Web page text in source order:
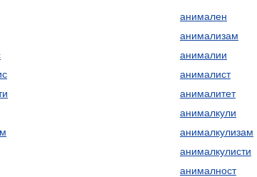
анимален
анимализам
анималии
анималист
анималитет
анималкули
анималкулизам
анималкулисти
анималност